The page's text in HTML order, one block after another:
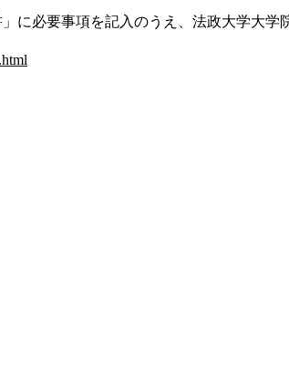
必要事項を記入のうえ、法政大学大学